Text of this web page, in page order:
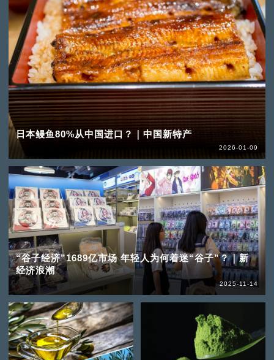
日本鳗鱼80%从中国进口？｜中国新特产
2026-01-09
“谷子经济”1689亿市场 年轻人为何着迷“谷子”？｜新
经济浪潮
2025-11-14